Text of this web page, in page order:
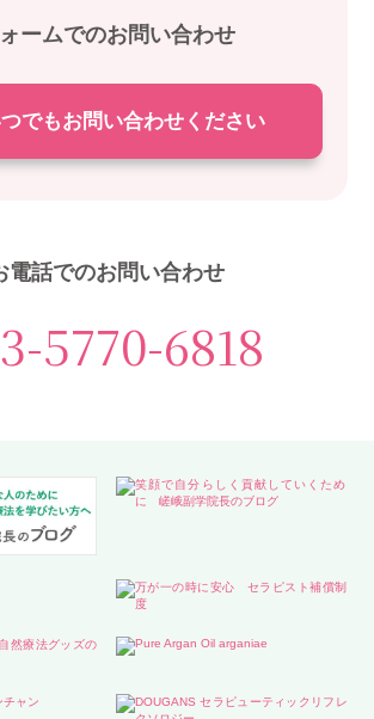
ームでのお問い合わせ
でもお問い合わせください
電話でのお問い合わせ
5770-6818